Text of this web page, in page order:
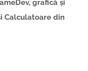
grafică și
Calculatoare din